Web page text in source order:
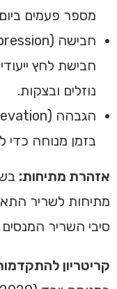
מספר פעמים
חבישת לחץ
נוזלים ובצקות.
בזמן מנוחה כדי
אזהרת מתיחות:
מתיחות לשריר
סיבי השריר
קריטריון